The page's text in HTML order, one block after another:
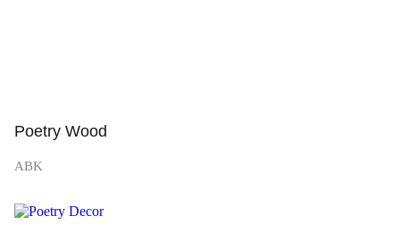
Poetry Wood
ABK